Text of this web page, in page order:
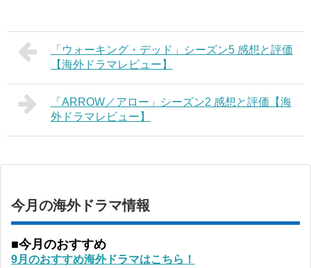
「ウォーキング・デッド」シーズン5 感想と評価
【海外ドラマレビュー】
「ARROW／アロー」シーズン2 感想と評価【海
外ドラマレビュー】
今月の海外ドラマ情報
■今月のおすすめ
9月のおすすめ海外ドラマはこちら！